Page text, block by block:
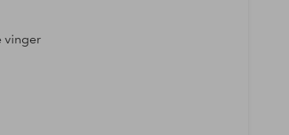
vinger